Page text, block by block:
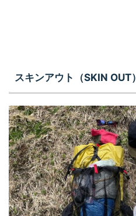
スキンアウト（SKIN OUT）